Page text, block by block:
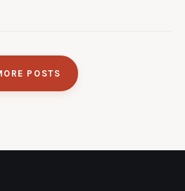
POSTS